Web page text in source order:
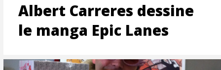
Albert Carreres dessine
le manga Epic Lanes